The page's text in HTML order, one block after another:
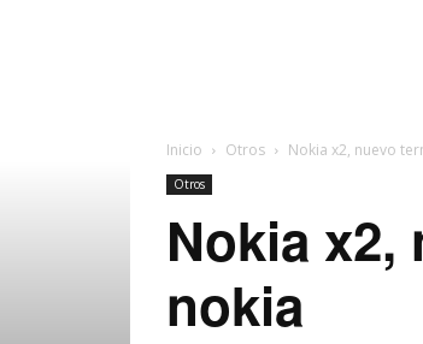
Inicio Otros Nokia x2, nuevo
Otros
Nokia x2,
nokia